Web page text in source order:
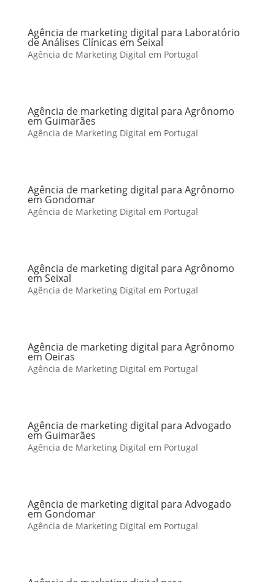
Agência de marketing digital para Laboratório
de Análises Clínicas em Seixal
Agência de Marketing Digital em Portugal
Agência de marketing digital para Agrônomo
em Guimarães
Agência de Marketing Digital em Portugal
Agência de marketing digital para Agrônomo
em Gondomar
Agência de Marketing Digital em Portugal
Agência de marketing digital para Agrônomo
em Seixal
Agência de Marketing Digital em Portugal
Agência de marketing digital para Agrônomo
em Oeiras
Agência de Marketing Digital em Portugal
Agência de marketing digital para Advogado
em Guimarães
Agência de Marketing Digital em Portugal
Agência de marketing digital para Advogado
em Gondomar
Agência de Marketing Digital em Portugal